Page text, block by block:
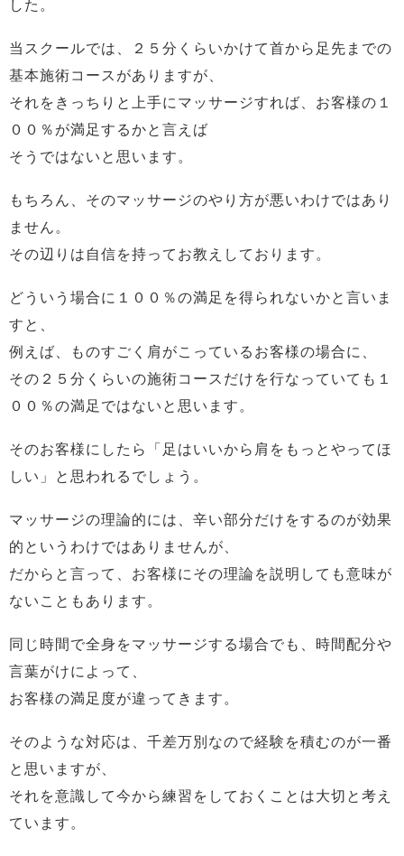
した。
当スクールでは、２５分くらいかけて首から足先までの
基本施術コースがありますが、
それをきっちりと上手にマッサージすれば、お客様の１
００％が満足するかと言えば
そうではないと思います。
もちろん、そのマッサージのやり方が悪いわけではあり
ません。
その辺りは自信を持ってお教えしております。
どういう場合に１００％の満足を得られないかと言いま
すと、
例えば、ものすごく肩がこっているお客様の場合に、
その２５分くらいの施術コースだけを行なっていても１
００％の満足ではないと思います。
そのお客様にしたら「足はいいから肩をもっとやってほ
しい」と思われるでしょう。
マッサージの理論的には、辛い部分だけをするのが効果
的というわけではありませんが、
だからと言って、お客様にその理論を説明しても意味が
ないこともあります。
同じ時間で全身をマッサージする場合でも、時間配分や
言葉がけによって、
お客様の満足度が違ってきます。
そのような対応は、千差万別なので経験を積むのが一番
と思いますが、
それを意識して今から練習をしておくことは大切と考え
ています。